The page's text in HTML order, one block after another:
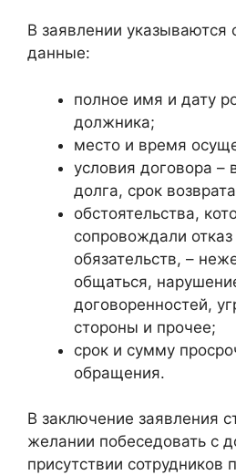
В заявлении
данные:
полное имя и дату
должника;
место и время
условия договора –
долга, срок
обстоятельства,
сопровождали
обязательств, –
общаться,
договоренностей,
стороны и прочее;
срок и сумму
обращения.
В заключение заявления
желании побеседовать с
присутствии сотрудников